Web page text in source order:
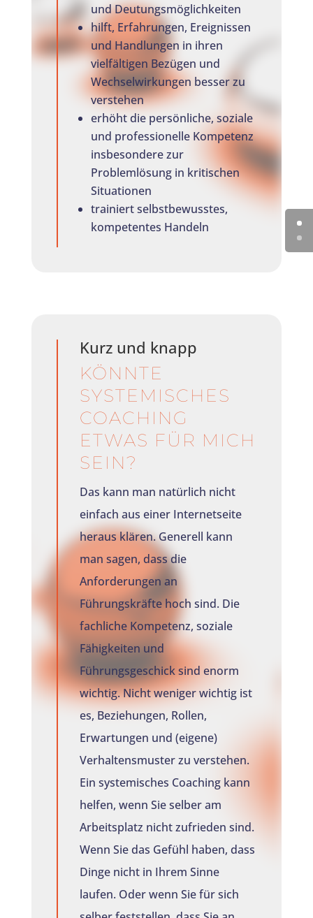
und Deutungsmöglichkeiten
hilft, Erfahrungen, Ereignissen
und Handlungen in ihren
vielfältigen Bezügen und
Wechselwirkungen besser zu
verstehen
erhöht die persönliche, soziale
und professionelle Kompetenz
insbesondere zur
Problemlösung in kritischen
Situationen
trainiert selbstbewusstes,
kompetentes Handeln
Kurz und knapp
KÖNNTE
SYSTEMISCHES
COACHING
ETWAS FÜR MICH
SEIN?
Das kann man natürlich nicht
einfach aus einer Internetseite
heraus klären. Generell kann
man sagen, dass die
Anforderungen an
Führungskräfte hoch sind. Die
fachliche Kompetenz, soziale
Fähigkeiten und
Führungsgeschick sind enorm
wichtig. Nicht weniger wichtig ist
es, Beziehungen, Rollen,
Erwartungen und (eigene)
Verhaltensmuster zu verstehen.
Ein systemisches Coaching kann
helfen, wenn Sie selber am
Arbeitsplatz nicht zufrieden sind.
Wenn Sie das Gefühl haben, dass
Dinge nicht in Ihrem Sinne
laufen. Oder wenn Sie für sich